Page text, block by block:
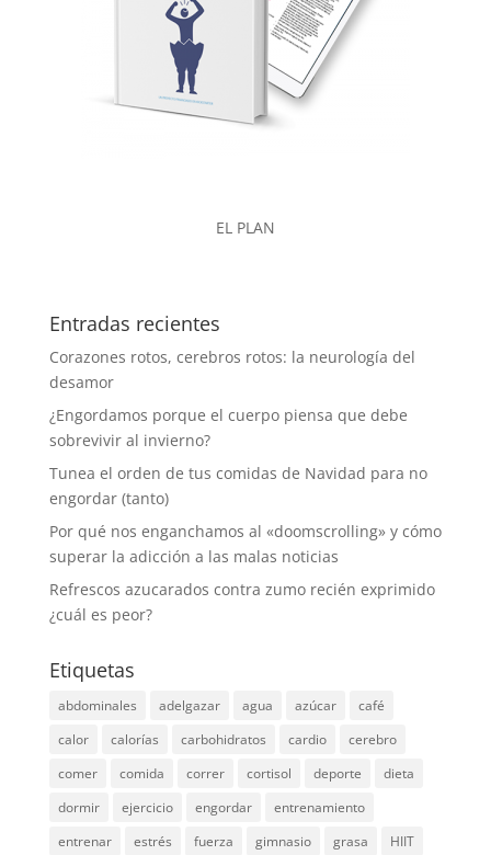
EL PLAN
Entradas recientes
Corazones rotos, cerebros rotos: la neurología del
desamor
¿Engordamos porque el cuerpo piensa que debe
sobrevivir al invierno?
Tunea el orden de tus comidas de Navidad para no
engordar (tanto)
Por qué nos enganchamos al «doomscrolling» y cómo
superar la adicción a las malas noticias
Refrescos azucarados contra zumo recién exprimido
¿cuál es peor?
Etiquetas
abdominales adelgazar agua azúcar
café
calor
calorías carbohidratos cardio
cerebro
comer
comida correr cortisol deporte
dieta
dormir
ejercicio engordar
entrenamiento
entrenar
estrés fuerza gimnasio grasa HIIT